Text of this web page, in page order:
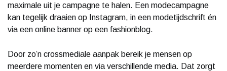
maximale uit je campagne te halen. Een modecampagne
kan tegelijk draaien op Instagram, in een modetijdschrift én
via een online banner op een fashionblog.
Door zo’n crossmediale aanpak bereik je mensen op
meerdere momenten en via verschillende media. Dat zorgt